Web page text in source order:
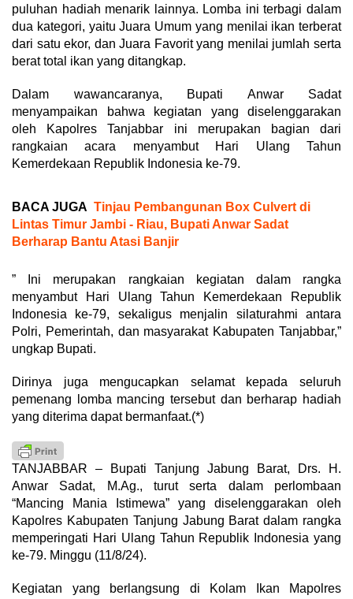
puluhan hadiah menarik lainnya. Lomba ini terbagi dalam
dua kategori, yaitu Juara Umum yang menilai ikan terberat
dari satu ekor, dan Juara Favorit yang menilai jumlah serta
berat total ikan yang ditangkap.
Dalam wawancaranya, Bupati Anwar Sadat
menyampaikan bahwa kegiatan yang diselenggarakan
oleh Kapolres Tanjabbar ini merupakan bagian dari
rangkaian acara menyambut Hari Ulang Tahun
Kemerdekaan Republik Indonesia ke-79.
BACA JUGA Tinjau Pembangunan Box Culvert di
Lintas Timur Jambi - Riau, Bupati Anwar Sadat
Berharap Bantu Atasi Banjir
” Ini merupakan rangkaian kegiatan dalam rangka
menyambut Hari Ulang Tahun Kemerdekaan Republik
Indonesia ke-79, sekaligus menjalin silaturahmi antara
Polri, Pemerintah, dan masyarakat Kabupaten Tanjabbar,”
ungkap Bupati.
Dirinya juga mengucapkan selamat kepada seluruh
pemenang lomba mancing tersebut dan berharap hadiah
yang diterima dapat bermanfaat.(*)
TANJABBAR – Bupati Tanjung Jabung Barat, Drs. H.
Anwar Sadat, M.Ag., turut serta dalam perlombaan
“Mancing Mania Istimewa” yang diselenggarakan oleh
Kapolres Kabupaten Tanjung Jabung Barat dalam rangka
memperingati Hari Ulang Tahun Republik Indonesia yang
ke-79. Minggu (11/8/24).
Kegiatan yang berlangsung di Kolam Ikan Mapolres